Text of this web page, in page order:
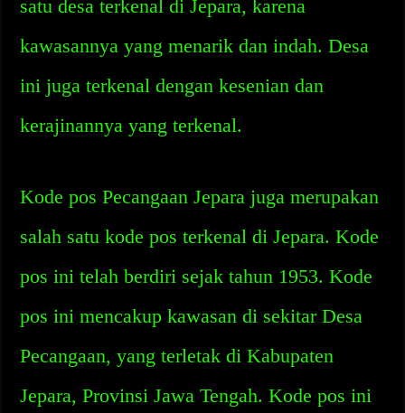
satu desa terkenal di Jepara, karena
kawasannya yang menarik dan indah. Desa
ini juga terkenal dengan kesenian dan
kerajinannya yang terkenal.
Kode pos Pecangaan Jepara juga merupakan
salah satu kode pos terkenal di Jepara. Kode
pos ini telah berdiri sejak tahun 1953. Kode
pos ini mencakup kawasan di sekitar Desa
Pecangaan, yang terletak di Kabupaten
Jepara, Provinsi Jawa Tengah. Kode pos ini